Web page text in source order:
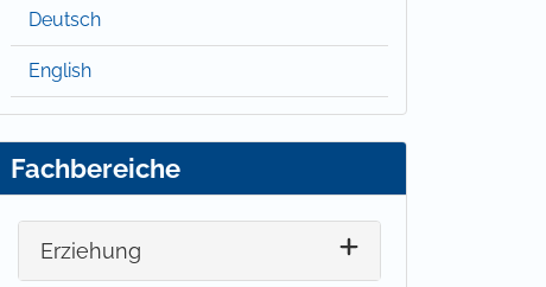
Deutsch
English
Fachbereiche
Erziehung